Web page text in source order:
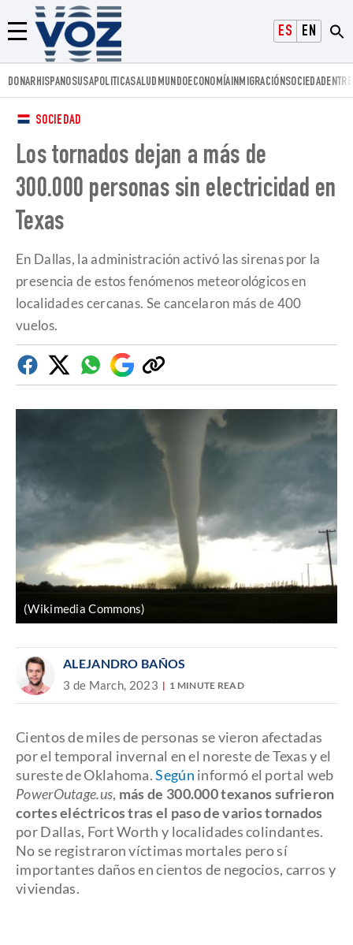
ESPAÑOLENGLISH
Menú
Voz.us
DONARHISPANOSUSAPOLITICASALUD MUNDOECONOMÍAINMIGRACIÓNSOCIEDAD
SOCIEDAD
Los tornados dejan a más de
300.000 personas sin electricidad en
Texas
En Dallas, la administración activó las sirenas por la
presencia de estos fenómenos meteorológicos en
localidades cercanas. Se cancelaron más de 400
vuelos.
FacebookTwitterWhatsapp
Google
Discover
Copiar
enlace
(Wikimedia Commons)
ALEJANDRO BAÑOS
3 de March, 2023 1 MINUTE READ
Cientos de miles de personas se vieron afectadas
por el temporal invernal en el noreste de Texas y el
sureste de Oklahoma.Según informó el portal web
PowerOutage.us, más de 300.000 texanos sufrieron
cortes eléctricos tras el paso de varios tornados
por Dallas, Fort Worth y localidades colindantes.
No se registraron víctimas mortales pero sí
importantes daños en cientos de negocios, carros y
viviendas.